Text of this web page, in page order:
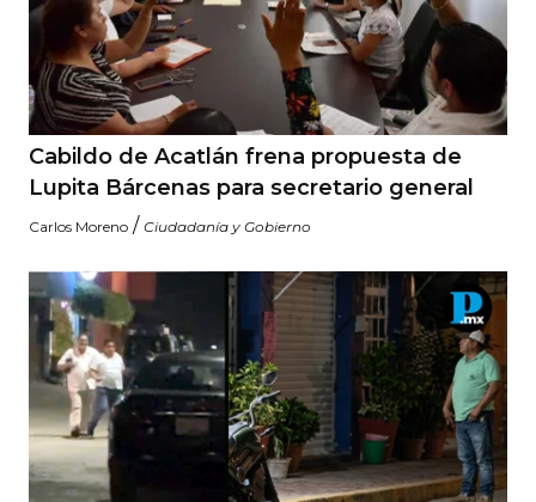
Cabildo de Acatlán frena propuesta de
Lupita Bárcenas para secretario general
Carlos Moreno / Ciudadanía y Gobierno